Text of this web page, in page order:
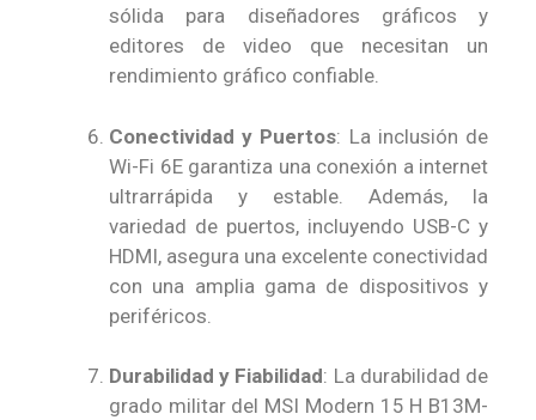
sólida para diseñadores gráficos y
editores de video que necesitan un
rendimiento gráfico confiable.
Conectividad y Puertos: La inclusión de
Wi-Fi 6E garantiza una conexión a internet
ultrarrápida y estable. Además, la
variedad de puertos, incluyendo USB-C y
HDMI, asegura una excelente conectividad
con una amplia gama de dispositivos y
periféricos.
Durabilidad y Fiabilidad: La durabilidad de
grado militar del MSI Modern 15 H B13M-